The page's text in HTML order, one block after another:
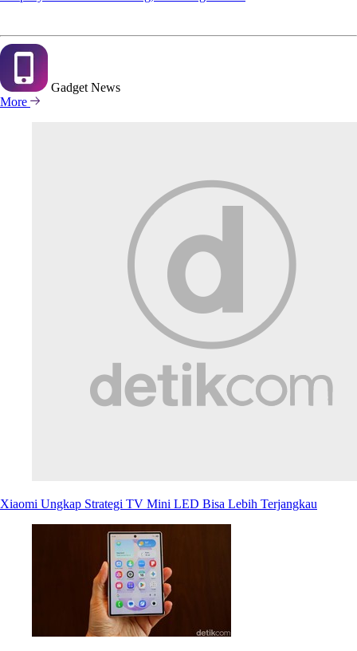
Gadget News
More
Xiaomi Ungkap Strategi TV Mini LED Bisa Lebih Terjangkau